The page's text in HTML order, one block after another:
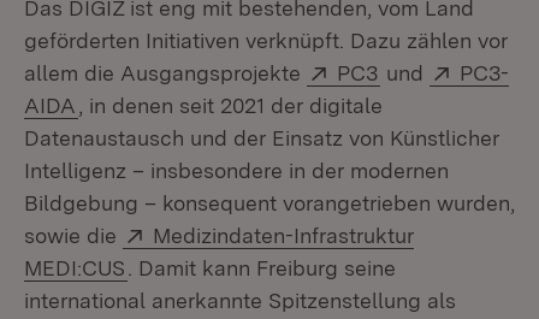
Das DIGIZ ist eng mit bestehenden, vom Land
geförderten Initiativen verknüpft. Dazu zählen vor
allem die Ausgangsprojekte
Extern:
PC3 (Öffnet in
und Extern:
PC3-
AIDA (Öffnet in neuem Fenster)
, in denen seit 2021 der digitale
Datenaustausch und der Einsatz von Künstlicher
Intelligenz – insbesondere in der modernen
Bildgebung – konsequent vorangetrieben wurden,
sowie die
Extern:
Medizindaten-Infrastruktur
MEDI:CUS (Öffnet in neuem Fenster)
. Damit kann Freiburg seine
international anerkannte Spitzenstellung als